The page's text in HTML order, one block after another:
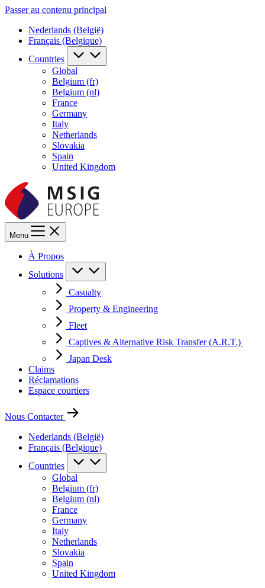
Passer au contenu principal
Nederlands (België)
Français (Belgique)
Countries
Global
Belgium (fr)
Belgium (nl)
France
Germany
Italy
Netherlands
Slovakia
Spain
United Kingdom
Menu
À Propos
Solutions
Casualty
Property & Engineering
Fleet
Captives & Alternative Risk Transfer (A.R.T.)
Japan Desk
Claims
Réclamations
Espace courtiers
Nous Contacter
Nederlands (België)
Français (Belgique)
Countries
Global
Belgium (fr)
Belgium (nl)
France
Germany
Italy
Netherlands
Slovakia
Spain
United Kingdom